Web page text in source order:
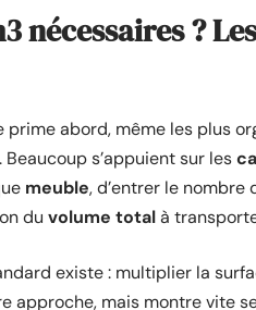
nécessaires ? Les
abord, même les plus
s’appuient sur les
meuble, d’entrer le nombre
du volume totalà
existe : multiplier la
approche, mais montre vite